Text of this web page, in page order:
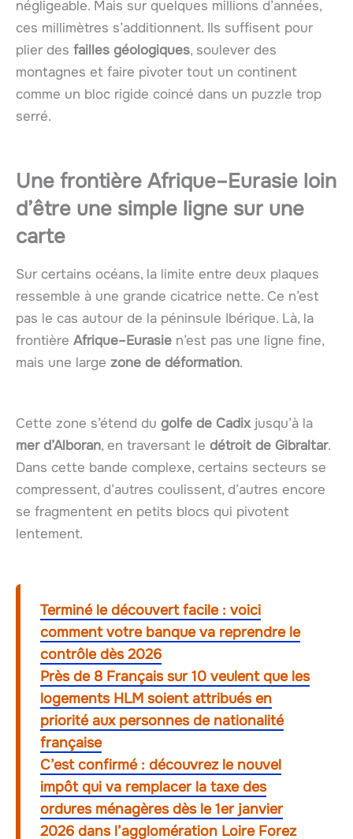
négligeable. Mais sur quelques millions d’années,
ces millimètres s’additionnent. Ils suffisent pour
plier des failles géologiques, soulever des
montagnes et faire pivoter tout un continent
comme un bloc rigide coincé dans un puzzle trop
serré.
Une frontière Afrique–Eurasie loin
d’être une simple ligne sur une
carte
Sur certains océans, la limite entre deux plaques
ressemble à une grande cicatrice nette. Ce n’est
pas le cas autour de la péninsule Ibérique. Là, la
frontière Afrique–Eurasie n’est pas une ligne fine,
mais une large zone de déformation.
Cette zone s’étend du golfe de Cadixjusqu’à la
mer d’Alboran, en traversant le détroit de Gibraltar.
Dans cette bande complexe, certains secteurs se
compressent, d’autres coulissent, d’autres encore
se fragmentent en petits blocs qui pivotent
lentement.
Terminé le découvert facile : voici
comment votre banque va reprendre le
contrôle dès 2026
Près de 8 Français sur 10 veulent que les
logements HLM soient attribués en
priorité aux personnes de nationalité
française
C’est confirmé : découvrez le nouvel
impôt qui va remplacer la taxe des
ordures ménagères dès le 1er janvier
2026 dans l’agglomération Loire Forez